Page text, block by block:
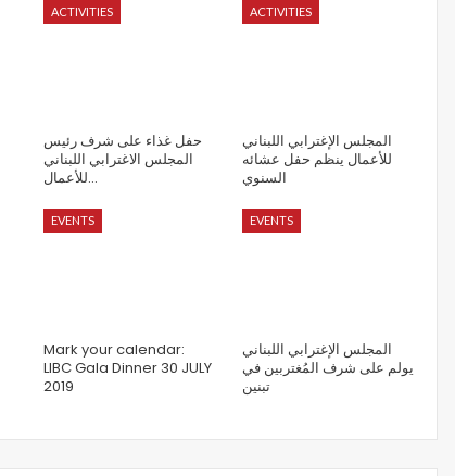
ACTIVITIES
حفل غذاء على شرف رئيس
المجلس الاغترابي اللبناني
للأعمال…
ACTIVITIES
المجلس الإغترابي اللبناني
للأعمال ينظم حفل عشائه
السنوي
EVENTS
Mark your calendar:
LIBC Gala Dinner 30 JULY
2019
EVENTS
المجلس الإغترابي اللبناني
يولم على شرف المُغتربين في
تبنين